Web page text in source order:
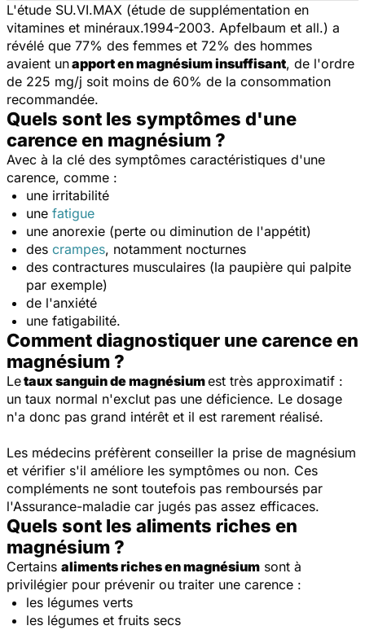
L'étude SU.VI.MAX (étude de supplémentation en
vitamines et minéraux.1994-2003. Apfelbaum et all.) a
révélé que 77% des femmes et 72% des hommes
avaient unapport en magnésium insuffisant, de l'ordre
de 225 mg/j soit moins de 60% de la consommation
recommandée.
Quels sont les symptômes d'une
carence en magnésium ?
Avec à la clé des symptômes caractéristiques d'une
carence, comme :
une irritabilité
une fatigue
une anorexie (perte ou diminution de l'appétit)
des crampes, notamment nocturnes
des contractures musculaires (la paupière qui palpite
par exemple)
de l'anxiété
une fatigabilité.
Comment diagnostiquer une carence en
magnésium ?
Letaux sanguin de magnésiumest très approximatif :
un taux normal n'exclut pas une déficience. Le dosage
n'a donc pas grand intérêt et il est rarement réalisé.
Les médecins préfèrent conseiller la prise de magnésium
et vérifier s'il améliore les symptômes ou non. Ces
compléments ne sont toutefois pas remboursés par
l'Assurance-maladie car jugés pas assez efficaces.
Quels sont les aliments riches en
magnésium ?
Certains aliments riches en magnésium sont à
privilégier pour prévenir ou traiter une carence :
les légumes verts
les légumes et fruits secs